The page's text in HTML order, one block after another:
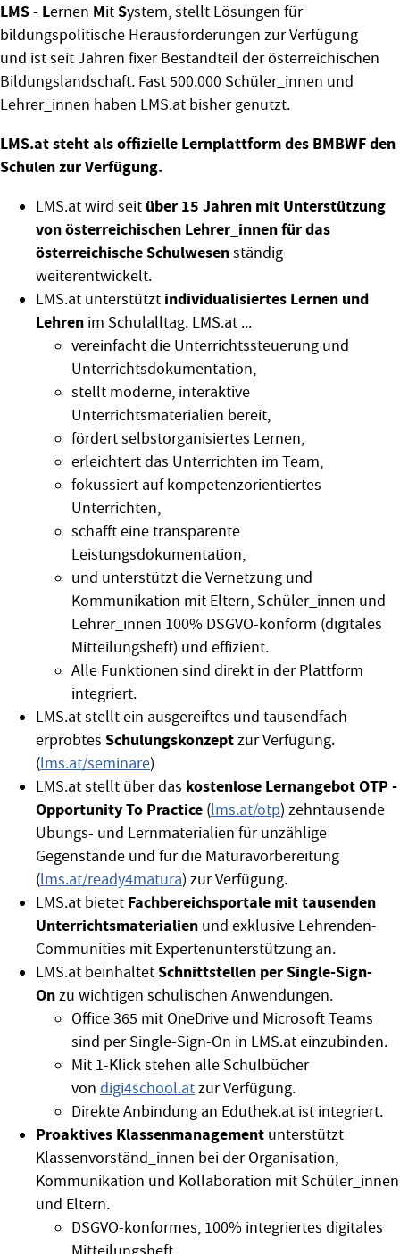
LMS- Lernen MitSystem, stellt Lösungen für
bildungspolitische Herausforderungen zur Verfügung
und ist seit Jahren fixer Bestandteil der österreichischen
Bildungslandschaft. Fast 500.000 Schüler_innen und
Lehrer_innen haben LMS.at bisher genutzt.
LMS.at steht als offizielle Lernplattform des BMBWF den
Schulen zur Verfügung.
LMS.at wird seit über 15 Jahren mit Unterstützung
von österreichischen Lehrer_innen für das
österreichische Schulwesenständig
weiterentwickelt.
LMS.at unterstützt individualisiertes Lernen und
Lehren im Schulalltag. LMS.at ...
vereinfacht die Unterrichtssteuerung und
Unterrichtsdokumentation,
stellt moderne, interaktive
Unterrichtsmaterialien bereit,
fördert selbstorganisiertes Lernen,
erleichtert das Unterrichten im Team,
fokussiert auf kompetenzorientiertes
Unterrichten,
schafft eine transparente
Leistungsdokumentation,
und unterstützt die Vernetzung und
Kommunikation mit Eltern, Schüler_innen und
Lehrer_innen 100% DSGVO-konform (digitales
Mitteilungsheft) und effizient.
Alle Funktionen sind direkt in der Plattform
integriert.
LMS.at stellt ein ausgereiftes und tausendfach
erprobtes Schulungskonzeptzur Verfügung.
(lms.at/seminare)
LMS.at stellt über das kostenlose Lernangebot OTP -
Opportunity To Practice (lms.at/otp) zehntausende
Übungs- und Lernmaterialien für unzählige
Gegenstände und für die Maturavorbereitung
(lms.at/ready4matura) zur Verfügung.
LMS.at bietet Fachbereichsportale mit tausenden
Unterrichtsmaterialien und exklusive Lehrenden-
Communities mit Expertenunterstützung an.
LMS.at beinhaltetSchnittstellen per Single-Sign-
Onzu wichtigen schulischen Anwendungen.
Office 365 mit OneDrive und Microsoft Teams
sind per Single-Sign-On in LMS.at einzubinden.
Mit 1-Klick stehen alle Schulbücher
von digi4school.atzur Verfügung.
Direkte Anbindung an Eduthek.at ist integriert.
Proaktives Klassenmanagement unterstützt
Klassenvorständ_innen bei der Organisation,
Kommunikation und Kollaboration mit Schüler_innen
und Eltern.
DSGVO-konformes, 100% integriertes digitales